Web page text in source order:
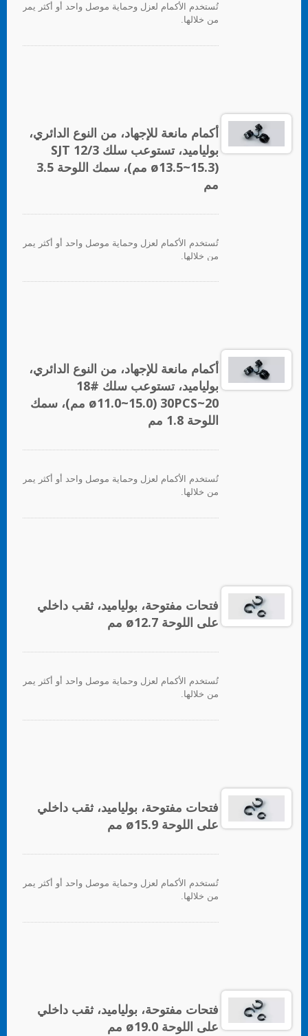
تُستخدم الأكمام لعزل وحماية موصل واحد أو أكثر يمر
من خلالها.
أكمام مانعة للإجهاد، من النوع الدائري،
بولياميد، تستوعب سلك SJT 12/3
(ø13.5~15.3 مم)، سمك اللوحة 3.5
مم
تُستخدم الأكمام لعزل وحماية موصل واحد أو أكثر يمر
من خلالها.
أكمام مانعة للإجهاد، من النوع الدائري،
بولياميد، تستوعب سلك #18
20~30PCS (ø11.0~15.0 مم)، سمك
اللوحة 1.8 مم
تُستخدم الأكمام لعزل وحماية موصل واحد أو أكثر يمر
من خلالها.
فتحات مفتوحة، بولياميد، ثقب داخلي
على اللوحة ø12.7 مم
تُستخدم الأكمام لعزل وحماية موصل واحد أو أكثر يمر
من خلالها.
فتحات مفتوحة، بولياميد، ثقب داخلي
على اللوحة ø15.9 مم
تُستخدم الأكمام لعزل وحماية موصل واحد أو أكثر يمر
من خلالها.
فتحات مفتوحة، بولياميد، ثقب داخلي
على اللوحة ø19.0 مم